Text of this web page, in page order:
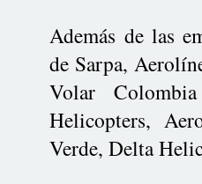
Además de las
de Sarpa,
Volar
Helicopters,
Verde, Delta